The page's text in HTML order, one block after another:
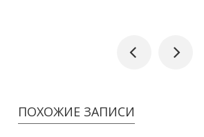
ПОХОЖИЕ ЗАПИСИ